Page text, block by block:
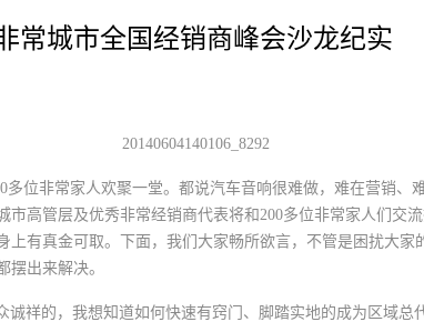
常城市全国经销商峰会沙龙纪实
位非常家人欢聚一堂。都说汽车音响很难做，难在营销
高管层及优秀非常经销商代表将和200多位非常家人们交
上有真金可取。下面，我们大家畅所欲言，不管是困扰大
摆出来解决。
的，我想知道如何快速有窍门、脚踏实地的成为区域总代